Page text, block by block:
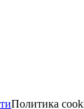
Политика